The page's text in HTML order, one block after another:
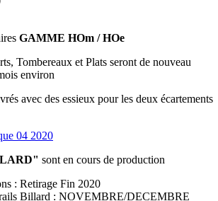
GAMME HOm / HOe
Tombereaux et Plats seront de nouveau
environ
avec des essieux pour les deux écartements
sont en cours de production
: Retirage Fin 2020
Billard : NOVEMBRE/DECEMBRE